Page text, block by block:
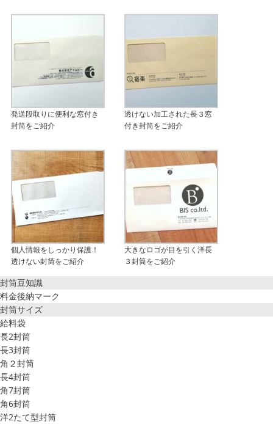
発送段取りに便利な窓付き
封筒をご紹介
透けない加工された長３窓
付き封筒をご紹介
個人情報をしっかり保護！
透けない封筒をご紹介
大きなロゴが目を引く洋長
３封筒をご紹介
封筒豆知識
料金後納マーク
封筒サイズ
給料袋
長2封筒
長3封筒
角２封筒
長4封筒
角7封筒
角6封筒
洋2たて型封筒